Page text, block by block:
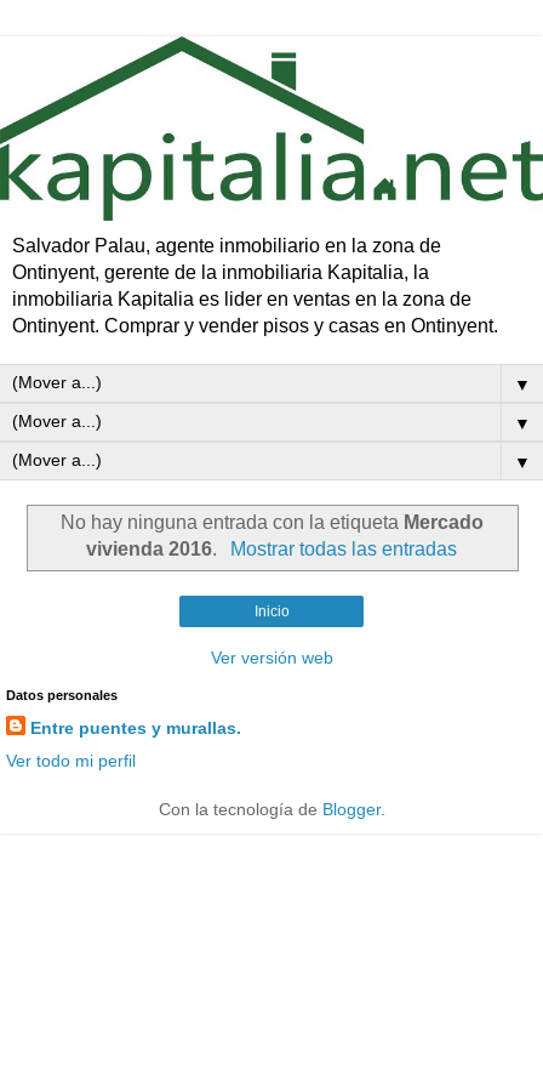
Salvador Palau, agente inmobiliario en la zona de
Ontinyent, gerente de la inmobiliaria Kapitalia, la
inmobiliaria Kapitalia es lider en ventas en la zona de
Ontinyent. Comprar y vender pisos y casas en Ontinyent.
▼
▼
▼
No hay ninguna entrada con la etiqueta Mercado
vivienda 2016. Mostrar todas las entradas
Inicio
Ver versión web
Datos personales
Entre puentes y murallas.
Ver todo mi perfil
Con la tecnología de Blogger.